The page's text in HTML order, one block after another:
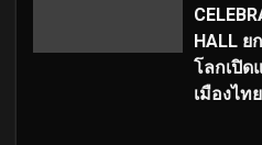
HALL
โลกเปิด
เมืองไทย